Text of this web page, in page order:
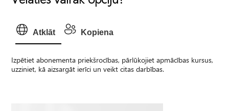
Atklāt Kopiena
Izpētiet abonementa priekšrocības, pārlūkojiet apmācības kursus,
uzziniet, kā aizsargāt ierīci un veikt citas darbības.